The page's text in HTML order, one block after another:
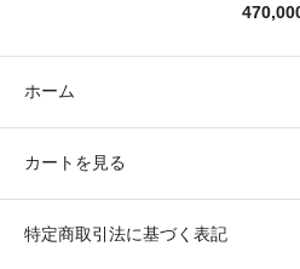
ホーム
カートを見る
特定商取引法に基づく表記